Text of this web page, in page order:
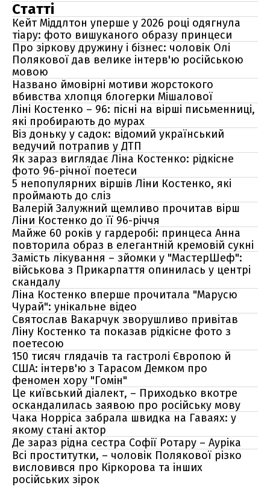
Статті
Кейт Міддлтон уперше у 2026 році одягнула
тіару: фото вишуканого образу принцеси
Про зіркову дружину і бізнес: чоловік Олі
Полякової дав велике інтерв'ю російською
мовою
Названо ймовірні мотиви жорстокого
вбивства хлопця блогерки Мішалової
Ліні Костенко – 96: пісні на вірші письменниці,
які пробирають до мурах
Віз доньку у садок: відомий український
ведучий потрапив у ДТП
Як зараз виглядає Ліна Костенко: рідкісне
фото 96-річної поетеси
5 непопулярних віршів Ліни Костенко, які
проймають до сліз
Валерій Залужний щемливо прочитав вірш
Ліни Костенко до її 96-річчя
Майже 60 років у гардеробі: принцеса Анна
повторила образ в елегантній кремовій сукні
Замість лікування – зйомки у "МастерШеф":
військова з Прикарпаття опинилась у центрі
скандалу
Ліна Костенко вперше прочитала "Марусю
Чурай": унікальне відео
Святослав Вакарчук зворушливо привітав
Ліну Костенко та показав рідкісне фото з
поетесою
150 тисяч глядачів та гастролі Європою й
США: інтерв'ю з Тарасом Демком про
феномен хору "Гомін"
Це київський діалект, – Приходько вкотре
оскандалилась заявою про російську мову
Чака Норріса забрала швидка на Гаваях: у
якому стані актор
Де зараз рідна сестра Софії Ротару – Ауріка
Всі проститутки, – чоловік Полякової різко
висловився про Кіркорова та інших
російських зірок